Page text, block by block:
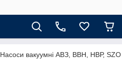
Насоси вакуумні АВЗ, ВВН, НВР, SZO